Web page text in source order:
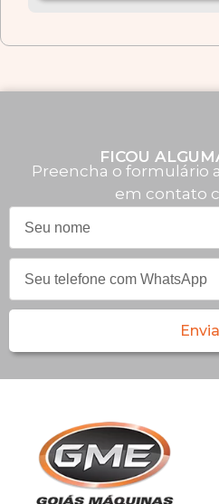
FICOU
Preencha o formulário
em contato